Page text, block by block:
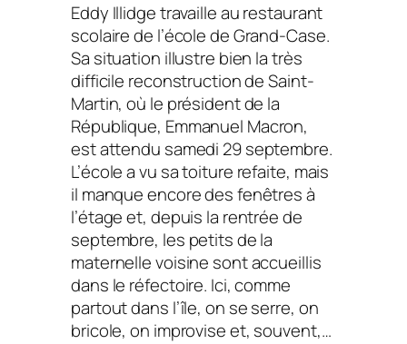
Eddy Illidge travaille au restaurant
scolaire de l’école de Grand-Case.
Sa situation illustre bien la très
difficile reconstruction de Saint-
Martin, où le président de la
République, Emmanuel Macron,
est attendu samedi 29 septembre.
L’école a vu sa toiture refaite, mais
il manque encore des fenêtres à
l’étage et, depuis la rentrée de
septembre, les petits de la
maternelle voisine sont accueillis
dans le réfectoire. Ici, comme
partout dans l’île, on se serre, on
bricole, on improvise et, souvent,…